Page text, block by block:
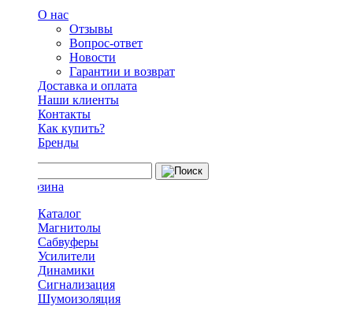
О нас
Отзывы
Вопрос-ответ
Новости
Гарантии и возврат
Доставка и оплата
Наши клиенты
Контакты
Как купить?
Бренды
Каталог
Магнитолы
Сабвуферы
Усилители
Динамики
Сигнализация
Шумоизоляция